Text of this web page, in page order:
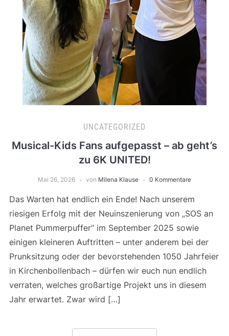
UNCATEGORIZED
Musical-Kids Fans aufgepasst – ab geht’s
zu 6K UNITED!
Mai 26, 2026 von Milena Klause 0 Kommentare
Das Warten hat endlich ein Ende! Nach unserem
riesigen Erfolg mit der Neuinszenierung von „SOS an
Planet Pummerpuffer“ im September 2025 sowie
einigen kleineren Auftritten – unter anderem bei der
Prunksitzung oder der bevorstehenden 1050 Jahrfeier
in Kirchenbollenbach – dürfen wir euch nun endlich
verraten, welches großartige Projekt uns in diesem
Jahr erwartet. Zwar wird […]